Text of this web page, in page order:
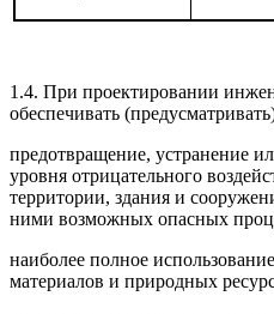
1.4. При проектировании
обеспечивать
предотвращение, устранение
уровня отрицательного
территории, здания и
ними возможных опасных
наиболее полное
материалов и природных